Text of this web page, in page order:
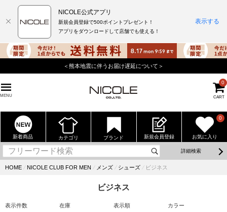
＜熊本地震に伴うお届け遅延について＞
MENU CART
0
新着商品 カテゴリ ブランド 新規会員登録 お気に入り
0
詳細検索
HOME ⁄ NICOLE CLUB FOR MEN ⁄ メンズ ⁄ シューズ ⁄ ビジネス
ビジネス
表示件数 在庫 表示順 カラー
NICOLE公式アプリ
新規会員登録で500ポイントプレゼント！
アプリをダウンロードして店舗でも使える！
表示する